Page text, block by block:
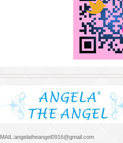
MAIL:angelatheangel0916@gmail.com